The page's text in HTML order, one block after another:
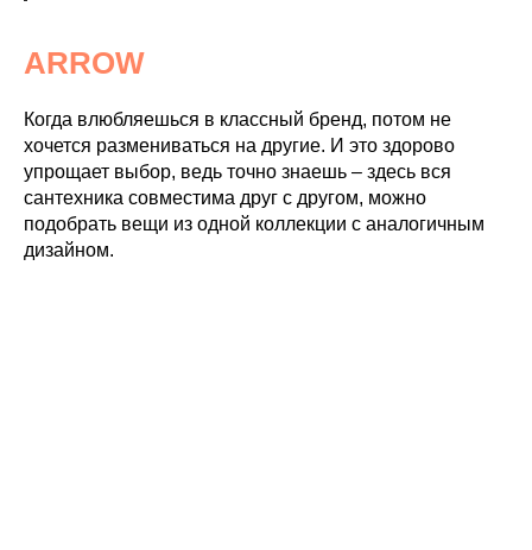
ARROW
Когда влюбляешься в классный бренд, потом не
хочется размениваться на другие. И это здорово
упрощает выбор, ведь точно знаешь – здесь вся
сантехника совместима друг с другом, можно
подобрать вещи из одной коллекции с аналогичным
дизайном.